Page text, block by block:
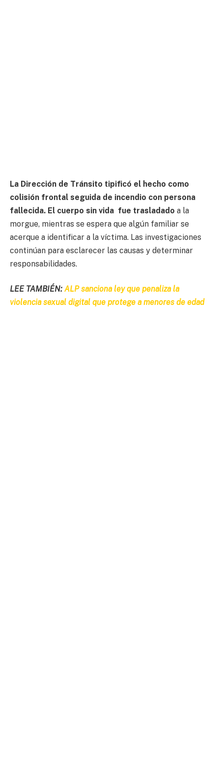
La Dirección de Tránsito tipificó el hecho como
colisión frontal seguida de incendio con persona
fallecida. El cuerpo sin vida fue trasladado a la
morgue, mientras se espera que algún familiar se
acerque a identificar a la víctima. Las investigaciones
continúan para esclarecer las causas y determinar
responsabilidades.
LEE TAMBIÉN: ALP sanciona ley que penaliza la
violencia sexual digital que protege a menores de edad